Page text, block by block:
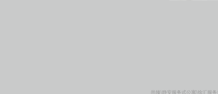
尚臻\静安服务式公寓\徐汇服